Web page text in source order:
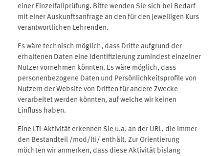
einer Einzelfallprüfung. Bitte wenden Sie sich bei Bedarf
mit einer Auskunftsanfrage an den für den jeweiligen Kurs
verantwortlichen Lehrenden.
Es wäre technisch möglich, dass Dritte aufgrund der
erhaltenen Daten eine Identifizierung zumindest einzelner
Nutzer vornehmen könnten. Es wäre möglich, dass
personenbezogene Daten und Persönlichkeitsprofile von
Nutzern der Website von Dritten für andere Zwecke
verarbeitet werden könnten, auf welche wir keinen
Einfluss haben.
Eine LTI-Aktivität erkennen Sie u.a. an der URL, die immer
den Bestandteil /mod/lti/ enthält. Zur Orientierung
möchten wir anmerken, dass diese Aktivität bislang